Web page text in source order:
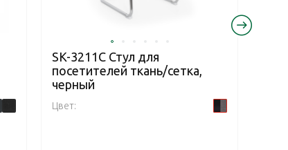
SK-3211C Стул для
посетителей ткань/сетка,
черный
Цвет: